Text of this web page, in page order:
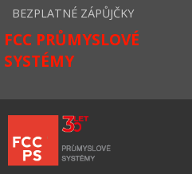
BEZPLATNÉ ZÁPŮJČKY
FCC PRŮMYSLOVÉ
SYSTÉMY